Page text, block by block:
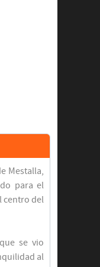
Mestalla,
para el
centro del
se vio
al